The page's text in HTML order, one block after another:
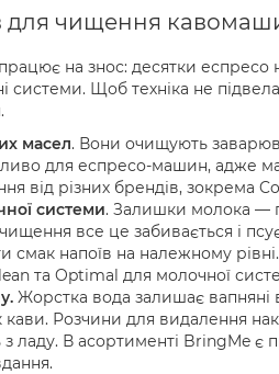
для чищення
на знос: десятки еспресо
системи. Щоб техніка не
масел. Вони очищують
для еспресо-машин, адже
від різних брендів, зокрема
системи. Залишки молока —
все це забивається і
смак напоїв на належному
та Optimal для молочної
.Жорстка вода залишає вапняні
Розчини для видалення
ладу. В асортименті BringMe є